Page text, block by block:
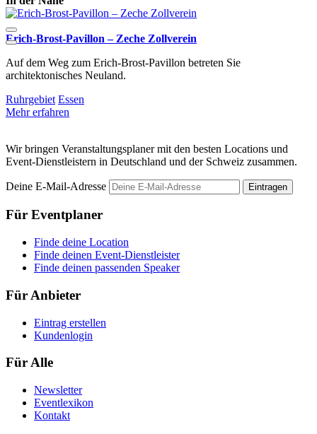
Erich-Brost-Pavillon – Zeche Zollverein
Auf dem Weg zum Erich-Brost-Pavillon betreten Sie
architektonisches Neuland.
Ruhrgebiet Essen
Mehr erfahren
Wir bringen Veranstaltungsplaner mit den besten Locations und
Event-Dienstleistern in Deutschland und der Schweiz zusammen.
Deine E-Mail-Adresse Eintragen
Für Eventplaner
Finde deine Location
Finde deinen Event-Dienstleister
Finde deinen passenden Speaker
Für Anbieter
Eintrag erstellen
Kundenlogin
Für Alle
Newsletter
Eventlexikon
Kontakt